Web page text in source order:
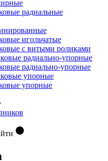
радиальные
игольчатые
с витыми роликами
радиально-упорные
радиально-упорные
упорные
упорные